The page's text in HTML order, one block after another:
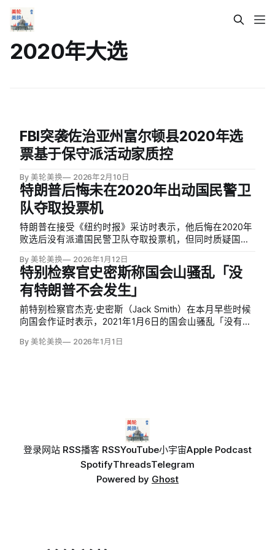
2020年大选
FBI突袭佐治亚州富尔顿县2020年选
票基于保守派活动家质控
By 美轮美换 2026年2月10日
特朗普后悔未在2020年出动国民警卫
队夺取投票机
特朗普在接受《纽约时报》采访时表示，他后悔在2020年
败选后没有派遣国民警卫队夺取投票机，但同时质疑国民
12月，包括律师西德尼·鲍威尔（Sidney Powell）和前国家
安全顾问迈克尔·弗林（Michael Flynn）在…
By 美轮美换 2026年1月12日
特别检察官史密斯称国会山骚乱「没
有特朗普不会发生」
前特别检察官杰克·史密斯（Jack Smith）在本月早些时候
向国会作证时表示，2021年1月6日的国会山骚乱「没有特
事阴谋中「最应负责的人」。共和党主导的众议院司法委
By 美轮美换 2026年1月1日
登录网站 RSS播客 RSSYouTube小宇宙Apple Podcast
SpotifyThreadsTelegram
Powered by Ghost